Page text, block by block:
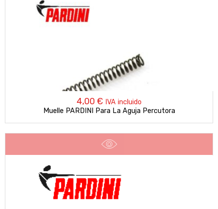
4,00 € IVA incluido
Muelle PARDINI Para La Aguja Percutora